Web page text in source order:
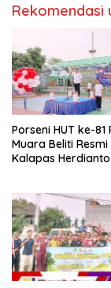
Rekomendasi
Porseni HUT ke-81
Muara Beliti
Kalapas